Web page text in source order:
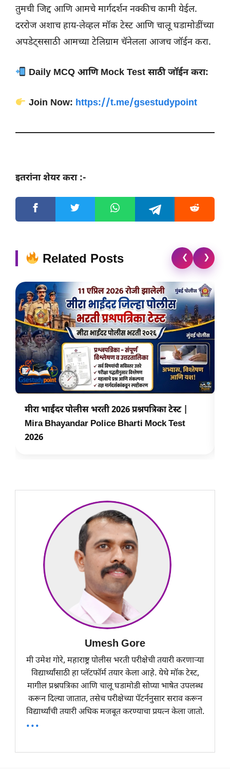
तुमची जिद्द आणि आमचे मार्गदर्शन नक्कीच कामी येईल.
दररोज अशाच हाय-लेव्हल मॉक टेस्ट आणि चालू घडामोडींच्या
अपडेट्ससाठी आमच्या टेलिग्राम चॅनेलला आजच जॉईन करा.
Daily MCQ आणि Mock Test साठी जॉईन करा:
Join Now: https://t.me/gsestudypoint
इतरांना शेयर करा :-
Related Posts ❮ ❯
मीरा भाईंदर पोलीस भरती 2026 प्रश्नपत्रिका टेस्ट |
Mira Bhayandar Police Bharti Mock Test
2026
Umesh Gore
मी उमेश गोरे, महाराष्ट्र पोलीस भरती परीक्षेची तयारी करणाऱ्या
विद्यार्थ्यांसाठी हा प्लॅटफॉर्म तयार केला आहे. येथे मॉक टेस्ट,
मागील प्रश्नपत्रिका आणि चालू घडामोडी सोप्या भाषेत उपलब्ध
करून दिल्या जातात, तसेच परीक्षेच्या पॅटर्ननुसार सराव करून
विद्यार्थ्यांची तयारी अधिक मजबूत करण्याचा प्रयत्न केला जातो.
...